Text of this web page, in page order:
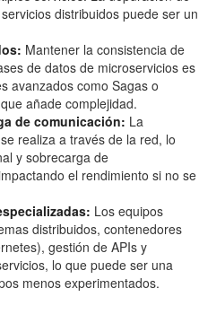
distribuidos puede ser un
Mantener la consistencia de
de datos de microservicios es
avanzados como Sagas o
añade complejidad.
de comunicación: La
realiza a través de la red, lo
y sobrecarga de
el rendimiento si no se
Los equipos
distribuidos, contenedores
gestión de APIs y
lo que puede ser una
menos experimentados.